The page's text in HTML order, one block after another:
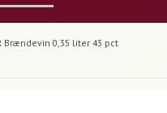
Brændevin 0,35 liter 43 pct